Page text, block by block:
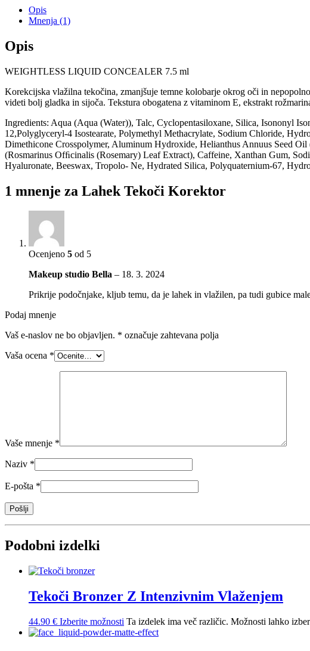
Opis
Mnenja (1)
Opis
WEIGHTLESS LIQUID CONCEALER 7.5 ml
Korekcijska vlažilna tekočina, zmanjšuje temne kolobarje okrog oči in
videti bolj gladka in sijoča. Tekstura obogatena z vitaminom E, ekstrakt
Ingredients: Aqua (Aqua (Water)), Talc, Cyclopentasiloxane, Silica, Isononyl
12,Polyglyceryl-4 Isostearate, Polymethyl Methacrylate, Sodium Chloride,
Dimethicone Crosspolymer, Aluminum Hydroxide, Helianthus Annuus Seed
(Rosmarinus Ofﬁcinalis (Rosemary) Leaf Extract), Caffeine, Xanthan Gum,
Hyaluronate, Beeswax, Tropolo- Ne, Hydrated Silica, Polyquaternium-67,
1 mnenje za Lahek Tekoči Korektor
Ocenjeno 5 od 5
Makeup studio Bella – 18. 3. 2024
Prikrije podočnjake, kljub temu, da je lahek in vlažilen, pa tudi gubice
Podaj mnenje
Vaš e-naslov ne bo objavljen. * označuje zahtevana polja
Vaša ocena *
Vaše mnenje *
Naziv *
E-pošta *
Podobni izdelki
Tekoči Bronzer Z Intenzivnim Vlaženjem
44.90 € Izberite možnosti Ta izdelek ima več različic. Možnosti lahko